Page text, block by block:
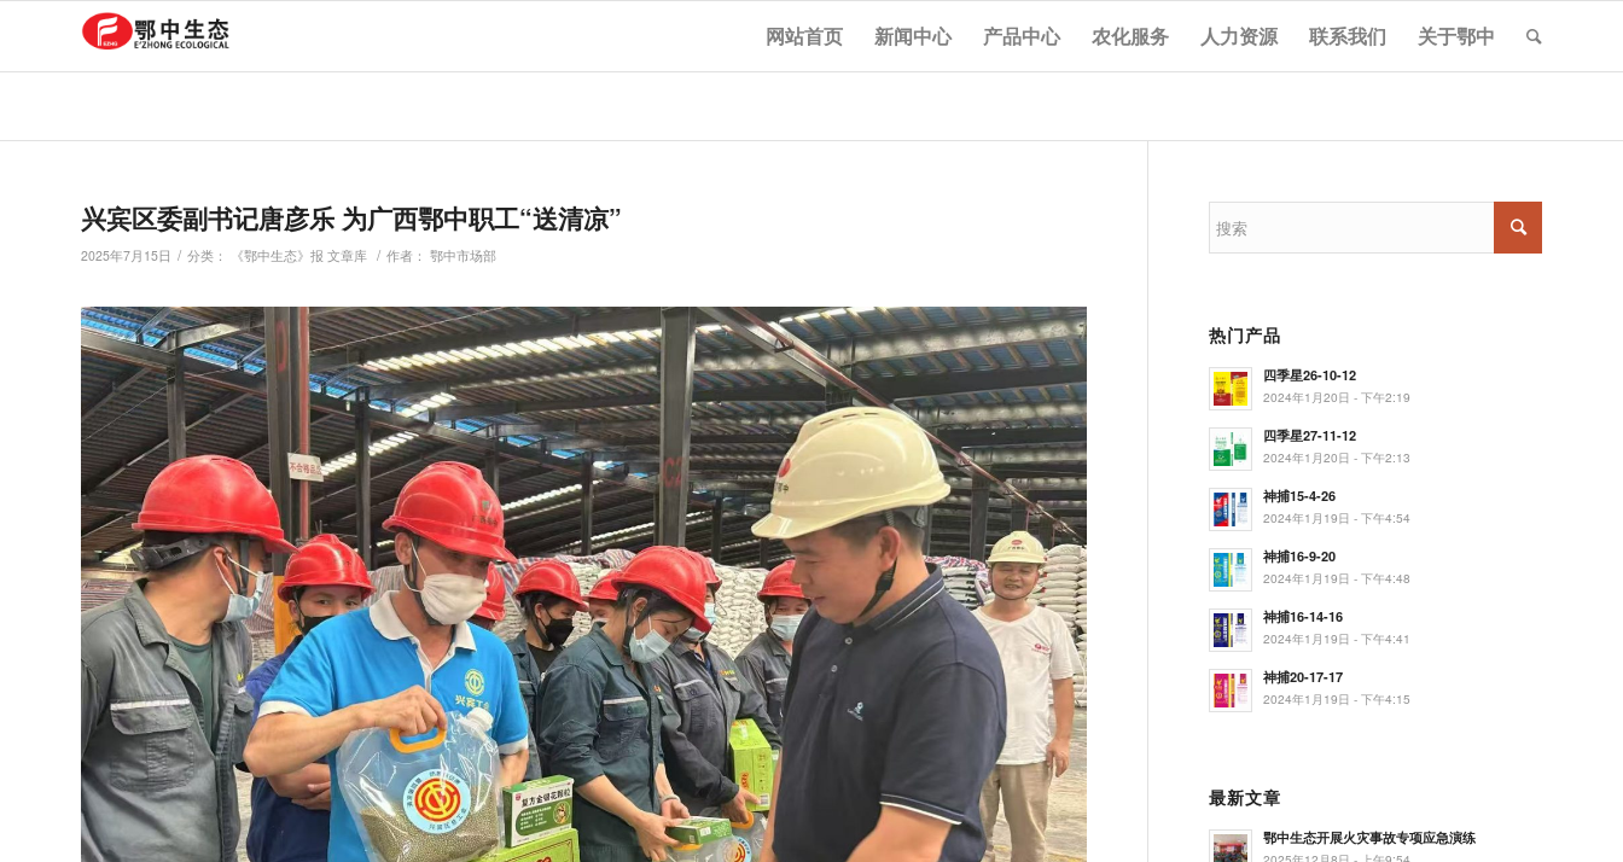
网站首页 新闻中心 产品中心 农化服务 人力资源 联系我们 关于鄂中
兴宾区委副书记唐彦乐 为广西鄂中职工“送清凉”
2025年7月15日 / 分类： 《鄂中生态》报 文章库 / 作者： 鄂中市场部
热门产品
四季星26-10-12
2024年1月20日 - 下午2:19
四季星27-11-12
2024年1月20日 - 下午2:13
神捕15-4-26
2024年1月19日 - 下午4:54
神捕16-9-20
2024年1月19日 - 下午4:48
神捕16-14-16
2024年1月19日 - 下午4:41
神捕20-17-17
2024年1月19日 - 下午4:15
最新文章
鄂中生态开展火灾事故专项应急演练